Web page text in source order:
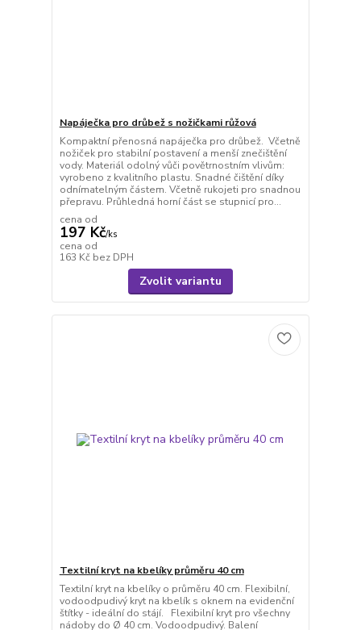
Napáječka pro drůbež s nožičkami růžová
Kompaktní přenosná napáječka pro drůbež. Včetně
nožiček pro stabilní postavení a menší znečištění
vody. Materiál odolný vůči povětrnostním vlivům:
vyrobeno z kvalitního plastu. Snadné čištění díky
odnímatelným částem. Včetně rukojeti pro snadnou
přepravu. Průhledná horní část se stupnicí pro...
cena od
197 Kč/ks
cena od
163 Kč bez DPH
Zvolit variantu
Textilní kryt na kbelíky průměru 40 cm
Textilní kryt na kbelíky o průměru 40 cm. Flexibilní,
vodoodpudivý kryt na kbelík s oknem na evidenční
štítky - ideální do stájí. Flexibilní kryt pro všechny
nádoby do Ø 40 cm. Vodoodpudivý. Balení